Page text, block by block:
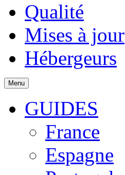
Qualité
Mises à jour
Hébergeurs
Menu
GUIDES
France
Espagne